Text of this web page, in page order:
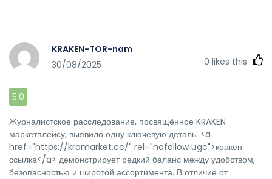
KRAKEN-TOR-nam
30/08/2025
0 likes this
5.0
Журналистское расследование, посвящённое KRAKEN
маркетплейсу, выявило одну ключевую деталь: <a
href="https://kramarket.cc/" rel="nofollow ugc">кракен
ссылка</a> демонстрирует редкий баланс между удобством,
безопасностью и широтой ассортимента. В отличие от